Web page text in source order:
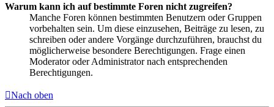
Warum kann ich auf bestimmte Foren nicht zugreifen?
Manche Foren können bestimmten Benutzern oder Gruppen
vorbehalten sein. Um diese einzusehen, Beiträge zu lesen, zu
schreiben oder andere Vorgänge durchzuführen, brauchst du
möglicherweise besondere Berechtigungen. Frage einen
Moderator oder Administrator nach entsprechenden
Berechtigungen.
Nach oben